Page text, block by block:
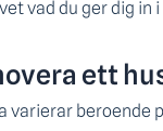
vad du ger dig in
ett
varierar beroende